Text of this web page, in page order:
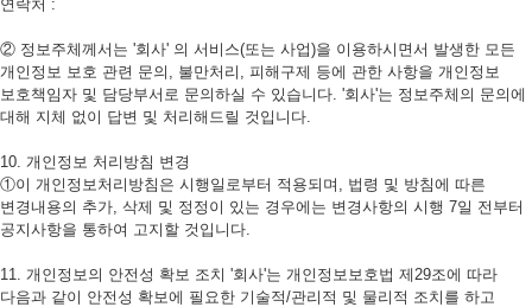
연락처 :
② 정보주체께서는 '회사' 의 서비스(또는 사업)을 이용하시면서 발생한 모든
개인정보 보호 관련 문의, 불만처리, 피해구제 등에 관한 사항을 개인정보
보호책임자 및 담당부서로 문의하실 수 있습니다. '회사'는 정보주체의 문의에
대해 지체 없이 답변 및 처리해드릴 것입니다.
10. 개인정보 처리방침 변경
①이 개인정보처리방침은 시행일로부터 적용되며, 법령 및 방침에 따른
변경내용의 추가, 삭제 및 정정이 있는 경우에는 변경사항의 시행 7일 전부터
공지사항을 통하여 고지할 것입니다.
11. 개인정보의 안전성 확보 조치 '회사'는 개인정보보호법 제29조에 따라
다음과 같이 안전성 확보에 필요한 기술적/관리적 및 물리적 조치를 하고